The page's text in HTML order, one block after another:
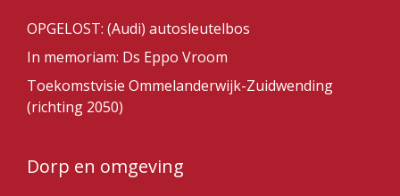
OPGELOST: (Audi) autosleutelbos
In memoriam: Ds Eppo Vroom
Toekomstvisie Ommelanderwijk-Zuidwending
(richting 2050)
Dorp en omgeving